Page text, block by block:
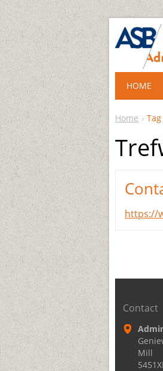
Home
https://
HOME
Contact
Mill